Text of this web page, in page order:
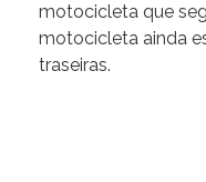
motocicleta que
motocicleta ainda
traseiras.